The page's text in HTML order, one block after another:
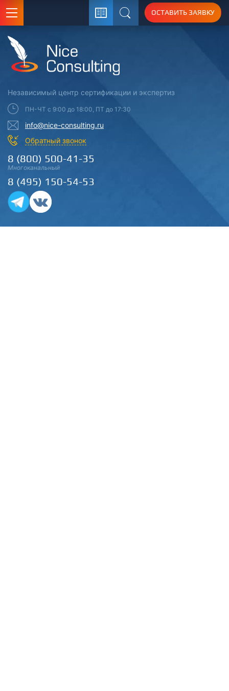
Поиск
ОСТАВИТЬ ЗАЯВКУ
Независимый центр сертификации и экспертиз
ПН-ЧТ с 9:00 до 18:00, ПТ до 17:30
info@nice-consulting.ru
Обратный звонок
8 (800) 500-41-35
Многоканальный
8 (495) 150-54-53